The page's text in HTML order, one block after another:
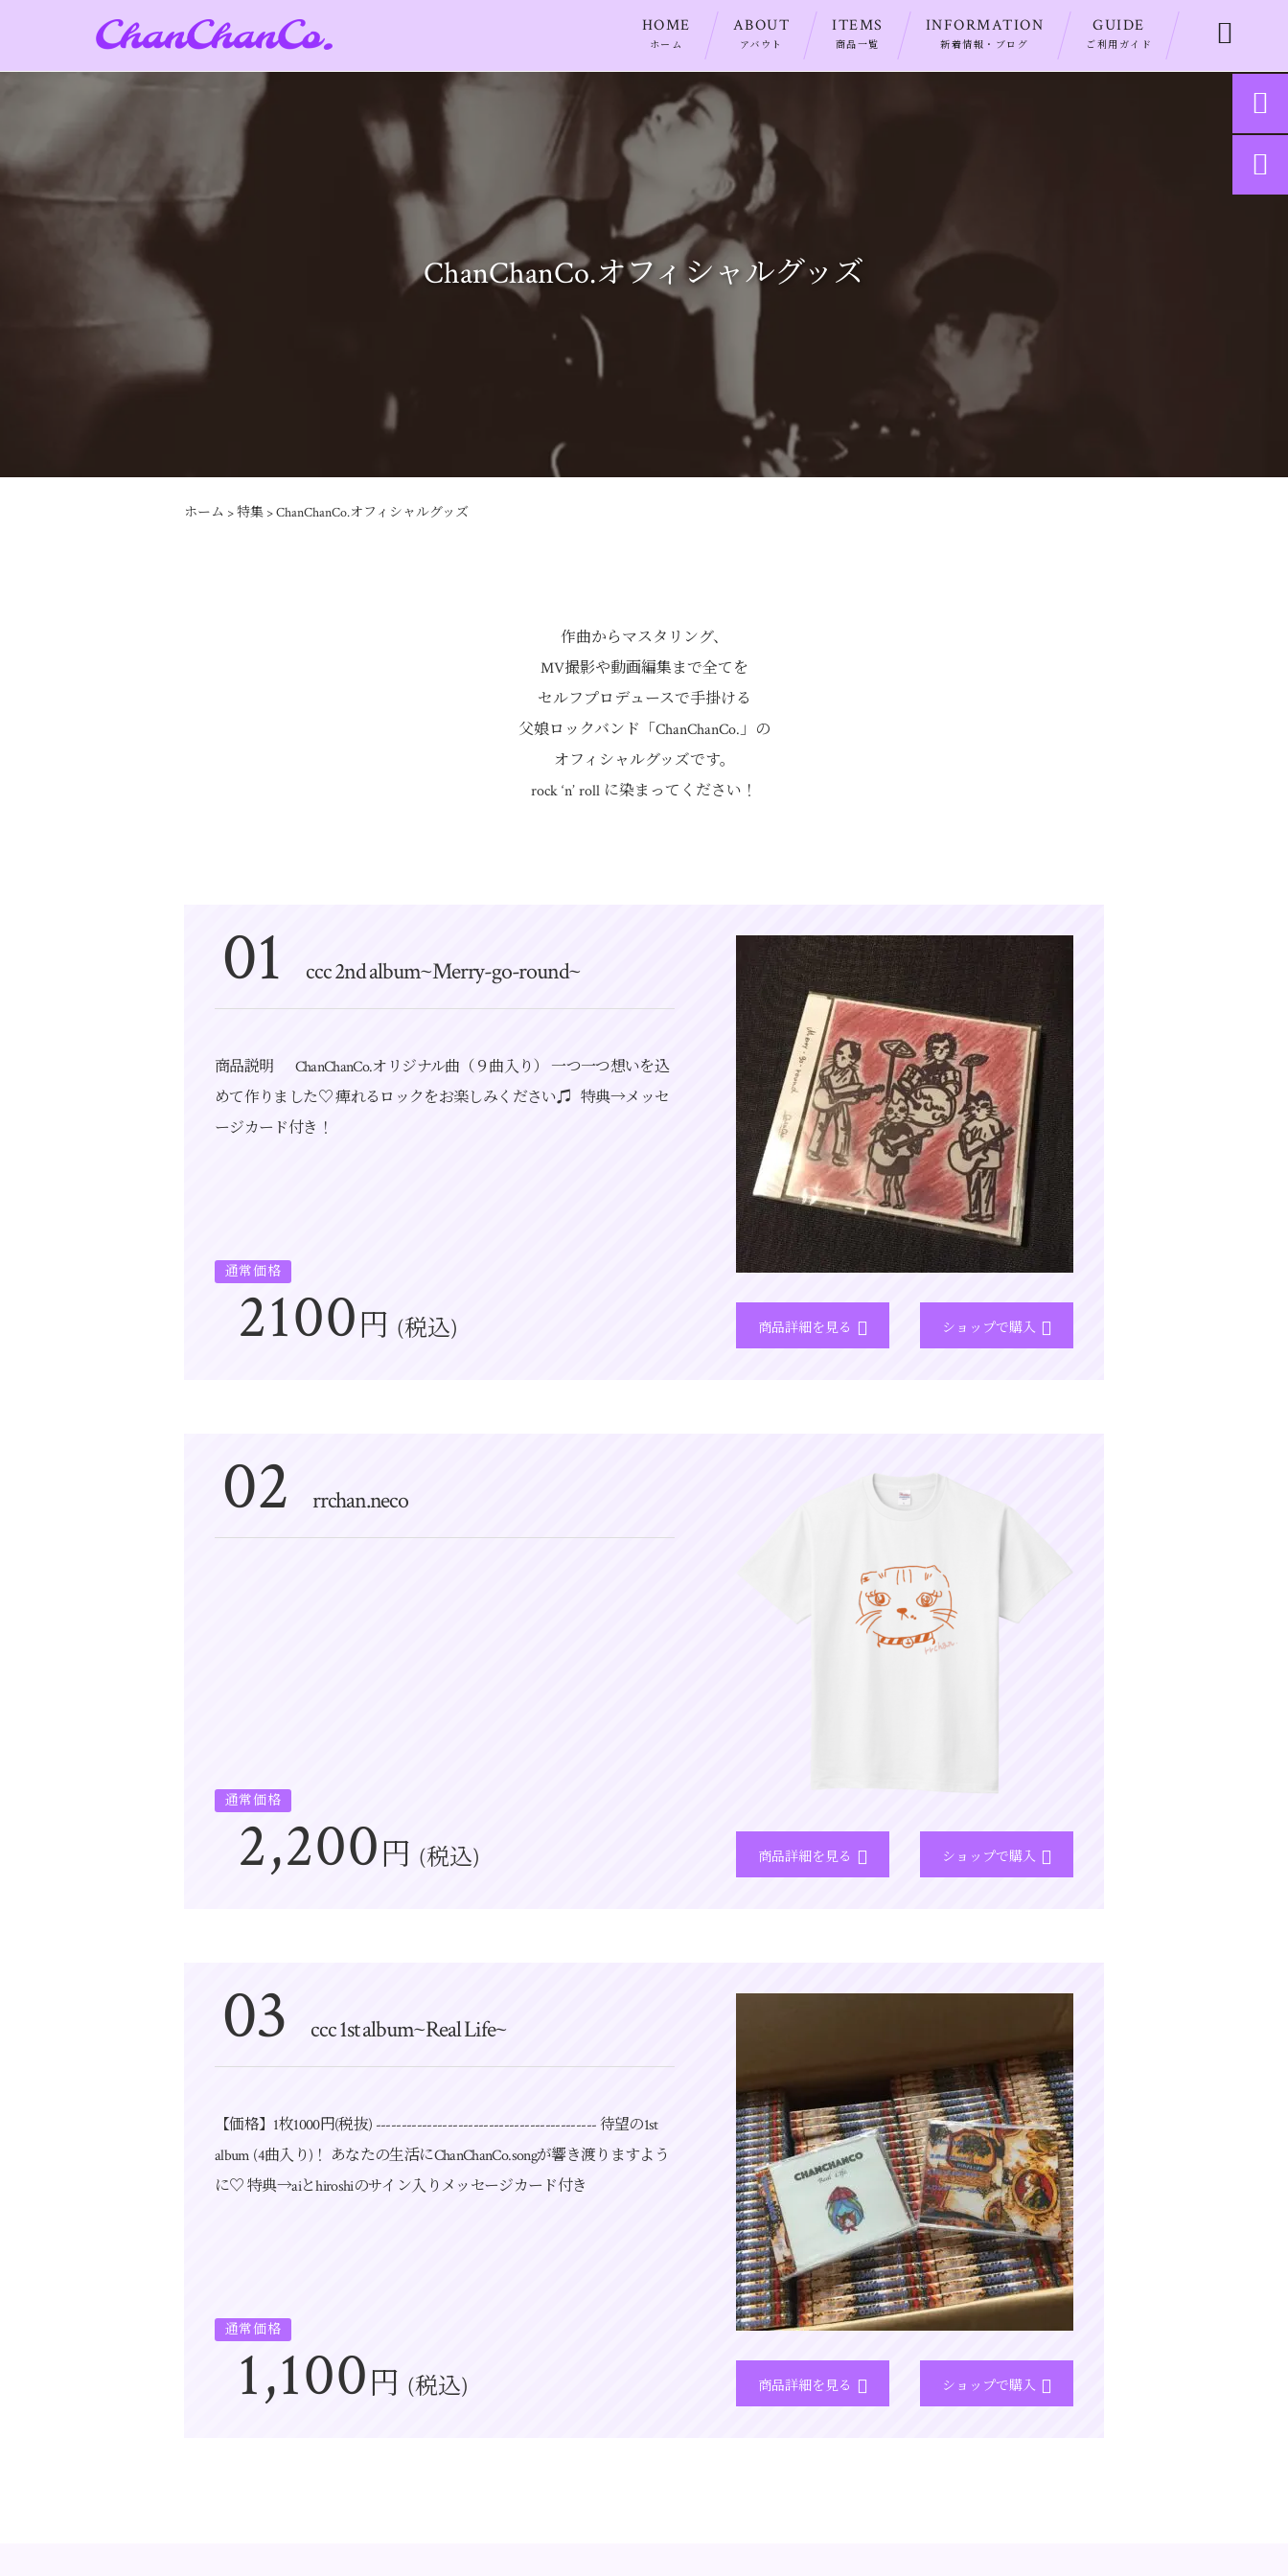
HOME
ホーム
ABOUT
アバウト
ITEMS
商品一覧
INFORMATION
新着情報・ブログ
GUIDE
ご利用ガイド 
ChanChanCo.オフィシャルグッズ
ホーム >特集 >ChanChanCo.オフィシャルグッズ
作曲からマスタリング、
MV撮影や動画編集まで全てを
セルフプロデュースで手掛ける
父娘ロックバンド「ChanChanCo.」の
オフィシャルグッズです。
rock ‘n’ roll に染まってください！
01 ccc 2nd album~Merry-go-round~
商品説明 ChanChanCo.オリジナル曲（９曲入り） 一つ一つ想いを込
めて作りました♡ 痺れるロックをお楽しみください♫ 特典→メッセ
ージカード付き！
通常価格
2100 円 (税込) 商品詳細を見る ショップで購入
02 rrchan.neco
通常価格
2,200 円 (税込) 商品詳細を見る ショップで購入
03 ccc 1st album~Real Life~
【価格】1枚1000円(税抜) ------------------------------------------- 待望の1st
album (4曲入り)！ あなたの生活にChanChanCo.songが響き渡りますよう
に♡ 特典→aiとhiroshiのサイン入りメッセージカード付き
通常価格
1,100 円 (税込) 商品詳細を見る ショップで購入

